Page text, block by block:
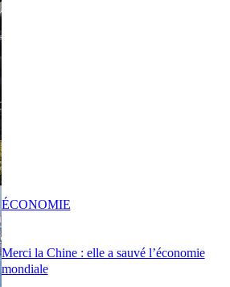
Merci la Chine : elle a sauvé l’économie
mondiale
ÉCONOMIE